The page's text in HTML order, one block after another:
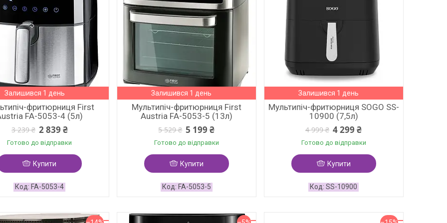
Залишився 1 день
фритюрниця First
FA-5053-4 (5л)
3 239 ₴ 2 839 ₴
Готово до відправки
Купити
FA-5053-4
Залишився 1 день
Мультипіч-фритюрниця First
Austria FA-5053-5 (13л)
5 529 ₴ 5 199 ₴
Готово до відправки
Купити
FA-5053-5
Залишився 1 день
Мультипіч-фритюрниця SOGO SS-
10900 (7,5л)
4 999 ₴ 4 299 ₴
Готово до відправки
Купити
SS-10900